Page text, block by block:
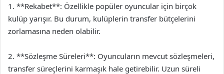
1. **Rekabet**: Özellikle popüler oyuncular için birçok
kulüp yarışır. Bu durum, kulüplerin transfer bütçelerini
zorlamasına neden olabilir.
2. **Sözleşme Süreleri**: Oyuncuların mevcut sözleşmeleri,
transfer süreçlerini karmaşık hale getirebilir. Uzun süreli